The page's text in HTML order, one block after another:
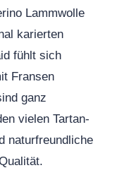
Lammwolle
karierten
fühlt sich
Fransen
ganz
vielen Tartan-
naturfreundliche